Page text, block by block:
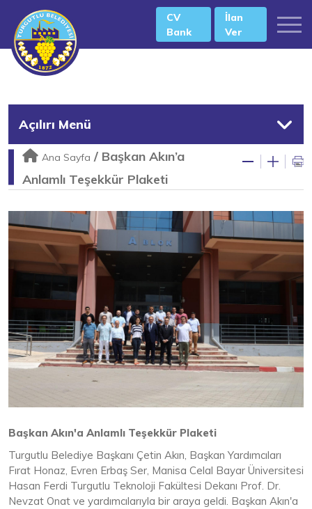
CV
Bank
İlan
Ver
Açılırı Menü
Ana Sayfa / Başkan Akın’a
Anlamlı Teşekkür Plaketi
Başkan Akın'a Anlamlı Teşekkür Plaketi
Turgutlu Belediye Başkanı Çetin Akın, Başkan Yardımcıları
Fırat Honaz, Evren Erbaş Ser, Manisa Celal Bayar Üniversitesi
Hasan Ferdi Turgutlu Teknoloji Fakültesi Dekanı Prof. Dr.
Nevzat Onat ve yardımcılarıyla bir araya geldi. Başkan Akın'a